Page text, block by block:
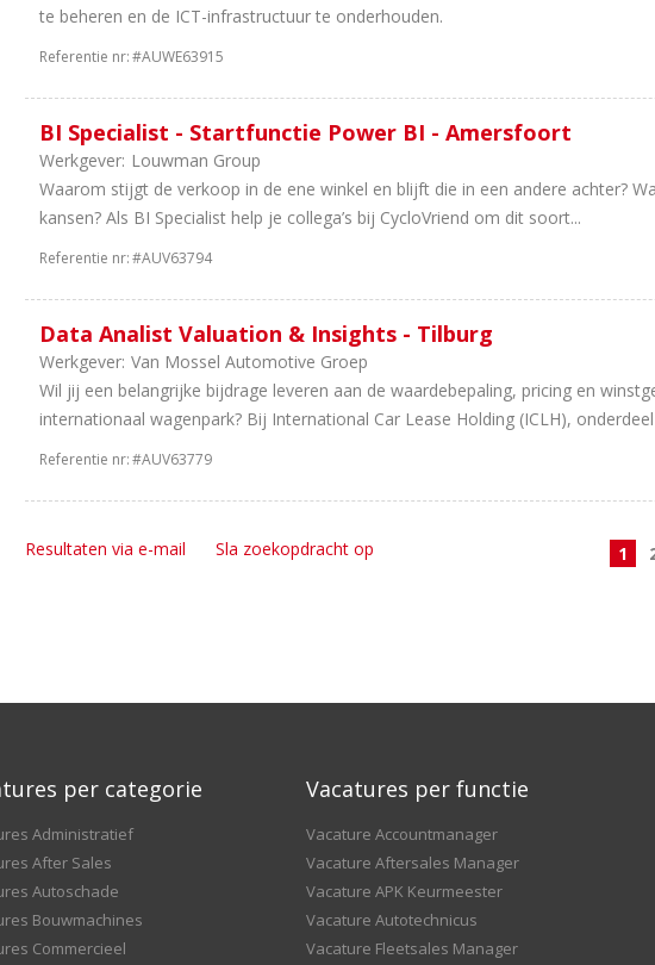
te beheren en de ICT-infrastructuur te onderhouden.
Referentie nr:#AUWE63915
BI Specialist - Startfunctie Power BI - Amersfoort
Werkgever: Louwman Group
Waarom stijgt de verkoop in de ene winkel en blijft die in een andere achter?
kansen? Als BI Specialist help je collega’s bij CycloVriend om dit soort...
Referentie nr:#AUV63794
Data Analist Valuation & Insights - Tilburg
Werkgever: Van Mossel Automotive Groep
Wil jij een belangrijke bijdrage leveren aan de waardebepaling, pricing en
internationaal wagenpark? Bij International Car Lease Holding (ICLH), onderdeel
Referentie nr:#AUV63779
1
Resultaten via e-mail Sla zoekopdracht op
per categorie
Administratief
After Sales
Autoschade
Bouwmachines
Commercieel
Vacatures per functie
Vacature Accountmanager
Vacature Aftersales Manager
Vacature APK Keurmeester
Vacature Autotechnicus
Vacature Fleetsales Manager